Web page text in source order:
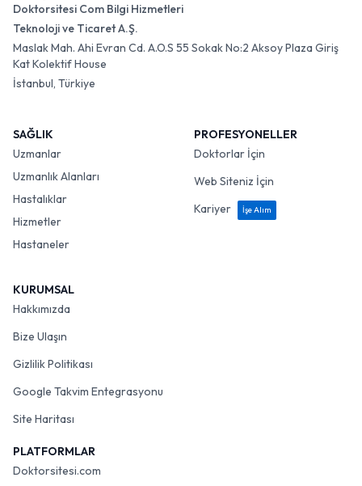
Doktorsitesi Com Bilgi Hizmetleri
Teknoloji ve Ticaret A.Ş.
Maslak Mah. Ahi Evran Cd. A.O.S 55 Sokak No:2 Aksoy Plaza Giriş
Kat Kolektif House
İstanbul, Türkiye
SAĞLIK
Uzmanlar
Uzmanlık Alanları
Hastalıklar
Hizmetler
Hastaneler
PROFESYONELLER
Doktorlar İçin
Web Siteniz İçin
Kariyer
İşe Alım
KURUMSAL
Hakkımızda
Bize Ulaşın
Gizlilik Politikası
Google Takvim Entegrasyonu
Site Haritası
PLATFORMLAR
Doktorsitesi.com